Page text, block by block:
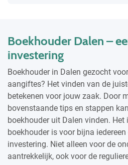
Boekhouder Dalen –
investering
Boekhouder in Dalen gezocht
aangiftes? Het vinden van de
betekenen voor jouw zaak. Door
bovenstaande tips en stappen
boekhouder uit Dalen vinden. Het
boekhouder is voor bijna
investering. Niet alleen voor de
aantrekkelijk, ook voor de